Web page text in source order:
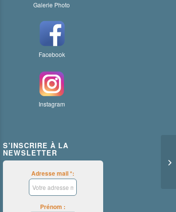
Galerie Photo
Facebook
Instagram
S’INSCRIRE À LA
NEWSLETTER
Adresse mail *:
Prénom :